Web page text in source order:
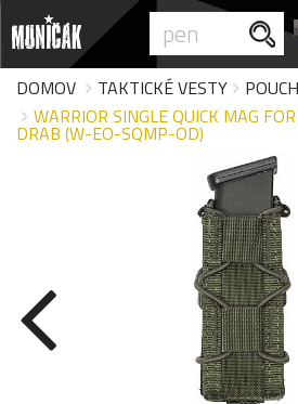
DOMOV
TAKTICKÉ VESTY
WARRIOR SINGLE QUICK MAG
DRAB (W-EO-SQMP-OD)